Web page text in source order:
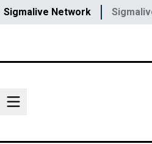
Sigmalive Network